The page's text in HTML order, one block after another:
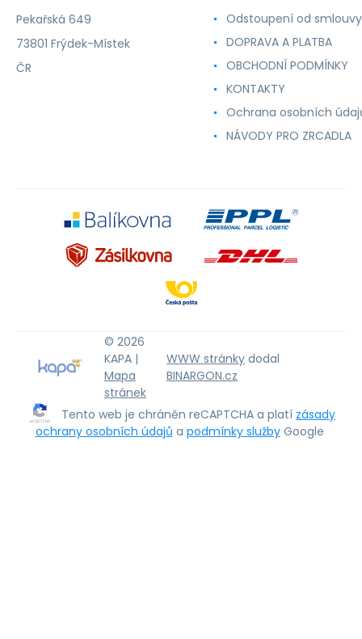
Pekařská 649
73801 Frýdek-Místek
ČR
Odstoupení od smlouvy
DOPRAVA A PLATBA
OBCHODNÍ PODMÍNKY
KONTAKTY
Ochrana osobních
NÁVODY PRO ZRCADLA
© 2026
KAPA |
Mapa
stránek
WWW stránky dodal
BINARGON.cz
Tento web je chráněn reCAPTCHA a platí zásady
ochrany osobních údajů a podmínky služby Google